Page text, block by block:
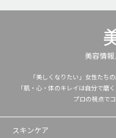
美容情
「美しくなりたい」女性たち
「肌・心・体のキレイは自分で磨
プロの視点で
スキンケア